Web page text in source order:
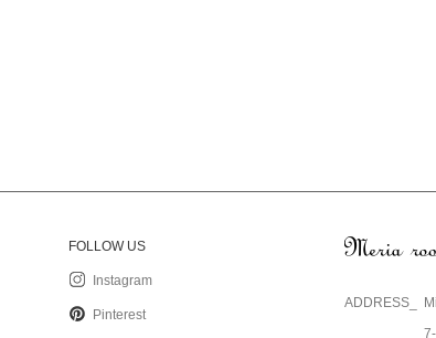
FOLLOW US
Instagram
Pinterest
ADDRESS_